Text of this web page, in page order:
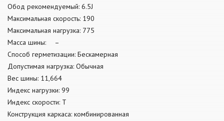
Обод рекомендуемый: 6.5J
Максимальная скорость: 190
Максимальная нагрузка: 775
Масса шины: –
Способ герметизации: Бескамерная
Допустимая нагрузка: Обычная
Вес шины: 11,664
Индекс нагрузки: 99
Индекс скорости: T
Конструкция каркаса: комбинированная